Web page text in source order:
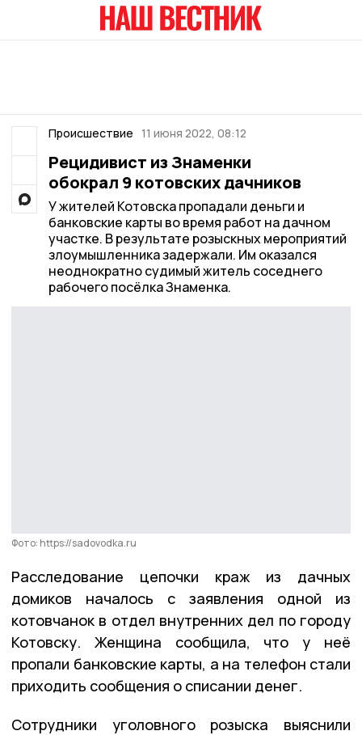
Происшествие 11 июня 2022, 08:12
Рецидивист из Знаменки
обокрал 9 котовских дачников
У жителей Котовска пропадали деньги и
банковские карты во время работ на дачном
участке. В результате розыскных мероприятий
злоумышленника задержали. Им оказался
неоднократно судимый житель соседнего
рабочего посёлка Знаменка.
Фото: https://sadovodka.ru
Расследование цепочки краж из дачных
домиков началось с заявления одной из
котовчанок в отдел внутренних дел по городу
Котовску. Женщина сообщила, что у неё
пропали банковские карты, а на телефон стали
приходить сообщения о списании денег.
Сотрудники уголовного розыска выяснили